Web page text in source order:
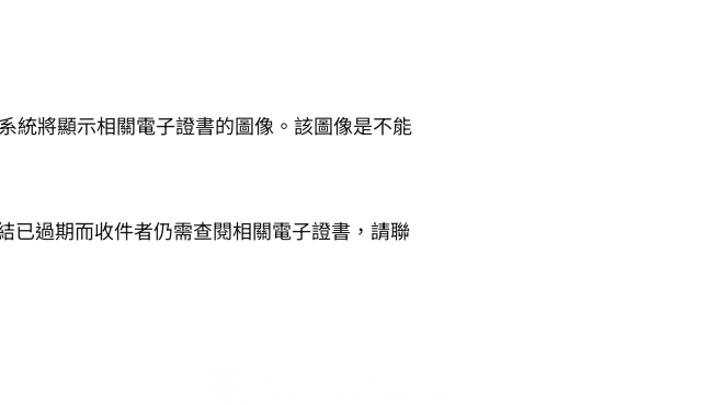
統將顯示相關電子證書的圖像。該圖像是不能
已過期而收件者仍需查閱相關電子證書，請聯